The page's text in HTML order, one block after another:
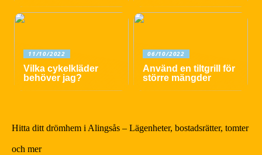
11/10/2022
Vilka cykelkläder
behöver jag?
06/10/2022
Använd en tiltgrill för
större mängder
Hitta ditt drömhem i Alingsås – Lägenheter, bostadsrätter, tomter
och mer